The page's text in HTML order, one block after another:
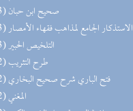
(3) صحيح ابن حبان
(3) الاستذكار الجامع لمذاهب فقهاء الأمصار
(3) التلخيص الحبير
(2) طرح التثريب
(2) فتح الباري شرح صحيح البخاري
(2) المغني